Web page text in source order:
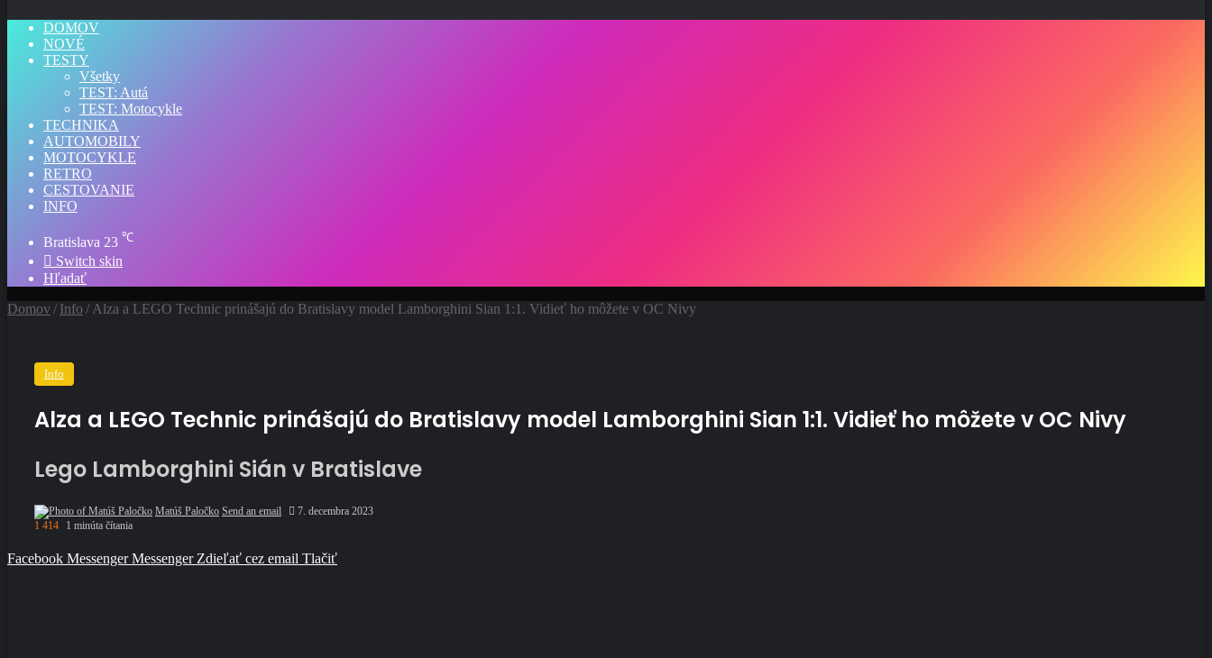
DOMOV
NOVÉ
TESTY
Všetky
TEST: Autá
TEST: Motocykle
TECHNIKA
AUTOMOBILY
MOTOCYKLE
RETRO
CESTOVANIE
INFO
Bratislava 23 ℃
Switch skin
Hľadať
Domov/ Info / Alza a LEGO Technic prinášajú do Bratislavy model Lamborghini Sian 1:1. Vidieť ho môžete v OC Nivy
Info
Alza a LEGO Technic prinášajú do Bratislavy model Lamborghini Sian 1:1. Vidieť ho môžete v OC Nivy
Lego Lamborghini Sián v Bratislave
Matúš Paločko Send an email
7. decembra 2023
1 414
1 minúta čítania
Facebook Messenger Messenger Zdieľať cez email Tlačiť